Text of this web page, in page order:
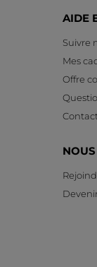
AIDE
Suivre
Mes
Offre